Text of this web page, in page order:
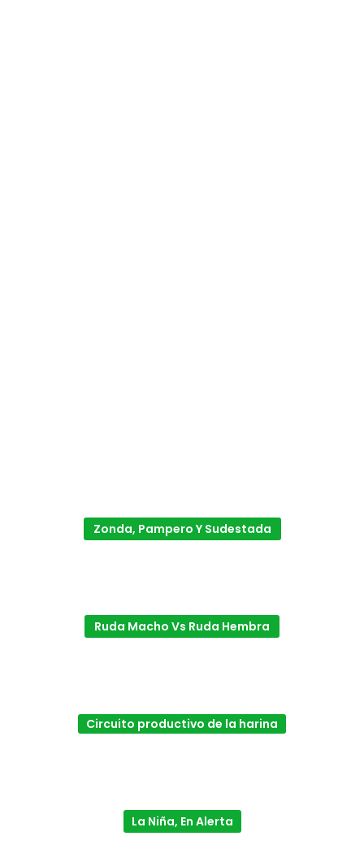
Zonda, Pampero Y Sudestada
Ruda Macho Vs Ruda Hembra
Circuito productivo de la harina
La Niña, En Alerta